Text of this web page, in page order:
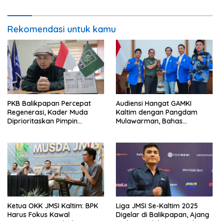
Rekomendasi untuk kamu
PKB Balikpapan Percepat
Regenerasi, Kader Muda
Diprioritaskan Pimpin
Audiensi Hangat GAMKI
Kaltim dengan Pangdam
Mulawarman, Bahas
Ketua OKK JMSI Kaltim: BPK
Harus Fokus Kawal
Liga JMSI Se-Kaltim 2025
Digelar di Balikpapan, Ajang